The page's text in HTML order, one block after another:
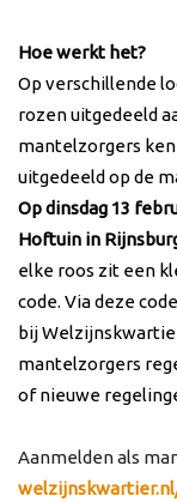
Hoe werkt het?
Op verschillende
rozen uitgedeeld
mantelzorgers
uitgedeeld op de
Op dinsdag 13
Hoftuin in
elke roos zit een
code. Via deze
bij
mantelzorgers
of nieuwe
Aanmelden als